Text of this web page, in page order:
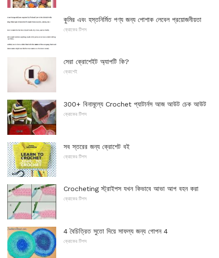
কুমির এবং হস্তনির্মিত পণ্য জন্য পোশাক লেবেল প্রয়োজনীয়তা
ক্রোকের টিপস
সেরা ক্রোশেইট অ্যাপটি কি?
ক্রোশেই
300+ বিনামূল্যে Crochet প্যাটার্নস আজ আউট চেক আউট
ক্রোকের টিপস
সব স্তরের জন্য ক্রোশেট বই
ক্রোকের টিপস
Crocheting স্ট্রাইপস যখন কিভাবে আভা আপ বহন করা
ক্রোকের টিপস
4 বৈচিত্রিত সুতো দিয়ে সাফল্য জন্য গোপন 4
ক্রোকের টিপস